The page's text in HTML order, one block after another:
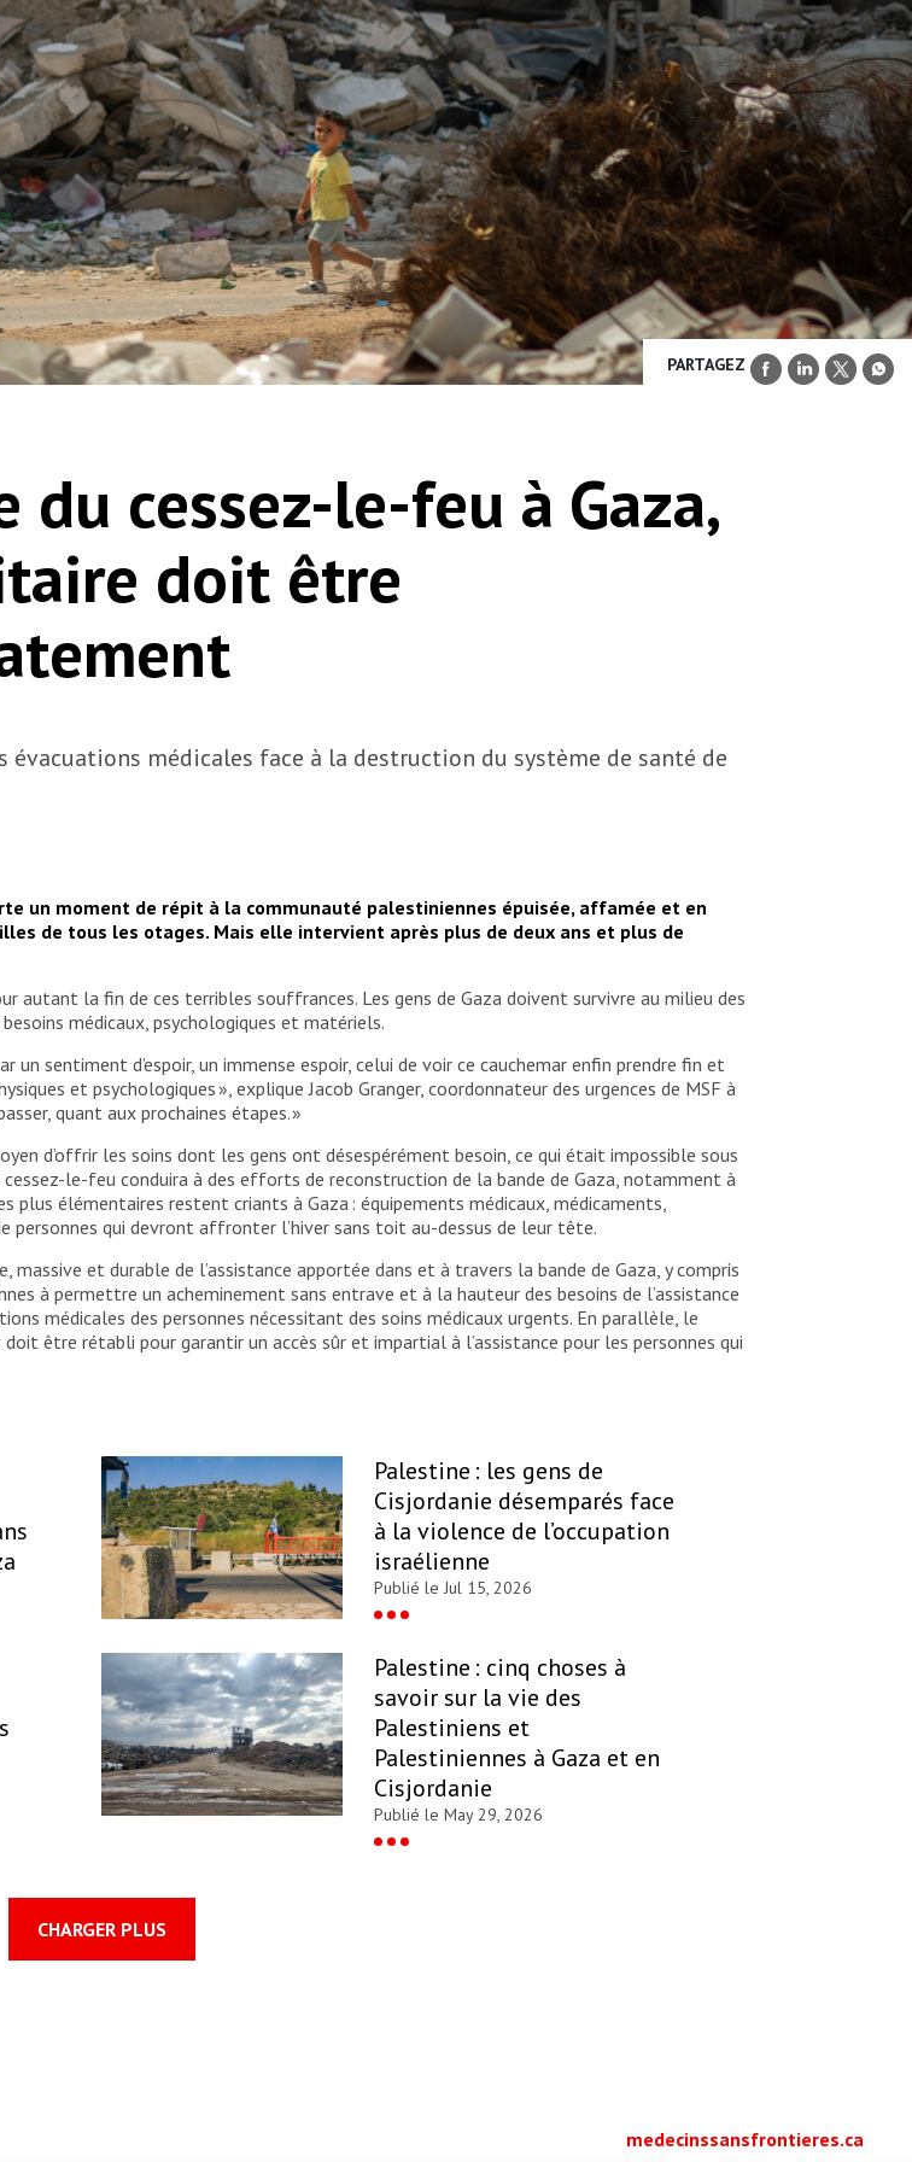
PARTAGEZ
du cessez-le-feu à Gaza,
doit être
évacuations médicales face à la destruction du système de santé de
un moment de répit à la communauté palestiniennes épuisée, affamée et en
de tous les otages. Mais elle intervient après plus de deux ans et plus de
autant la fin de ces terribles souffrances. Les gens de Gaza doivent survivre au milieu des
médicaux, psychologiques et matériels.
sentiment d’espoir, un immense espoir, celui de voir ce cauchemar enfin prendre fin et
et psychologiques », explique Jacob Granger, coordonnateur des urgences de MSF à
quant aux prochaines étapes. »
d’offrir les soins dont les gens ont désespérément besoin, ce qui était impossible sous
le-feu conduira à des efforts de reconstruction de la bande de Gaza, notamment à
élémentaires restent criants à Gaza : équipements médicaux, médicaments,
personnes qui devront affronter l’hiver sans toit au-dessus de leur tête.
massive et durable de l’assistance apportée dans et à travers la bande de Gaza, y compris
à permettre un acheminement sans entrave et à la hauteur des besoins de l’assistance
médicales des personnes nécessitant des soins médicaux urgents. En parallèle, le
être rétabli pour garantir un accès sûr et impartial à l’assistance pour les personnes qui
Palestine : les gens de
Cisjordanie désemparés face
à la violence de l’occupation
israélienne
Publié le Jul 15, 2026
Palestine : cinq choses à
savoir sur la vie des
Palestiniens et
Palestiniennes à Gaza et en
Cisjordanie
Publié le May 29, 2026
CHARGER PLUS
medecinssansfrontieres.ca